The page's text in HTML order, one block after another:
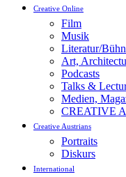
Creative Online
Film
Musik
Literatur/
Art,
Podcasts
Talks &
Medien,
CREATIVE
Creative Austrians
Portraits
Diskurs
International